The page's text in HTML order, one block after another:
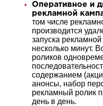
Оперативное и
рекламной
том числе
производится
запуска
несколько минут.
роликов
содержанием
анонсы, набор
рекламный ролик
день в день.